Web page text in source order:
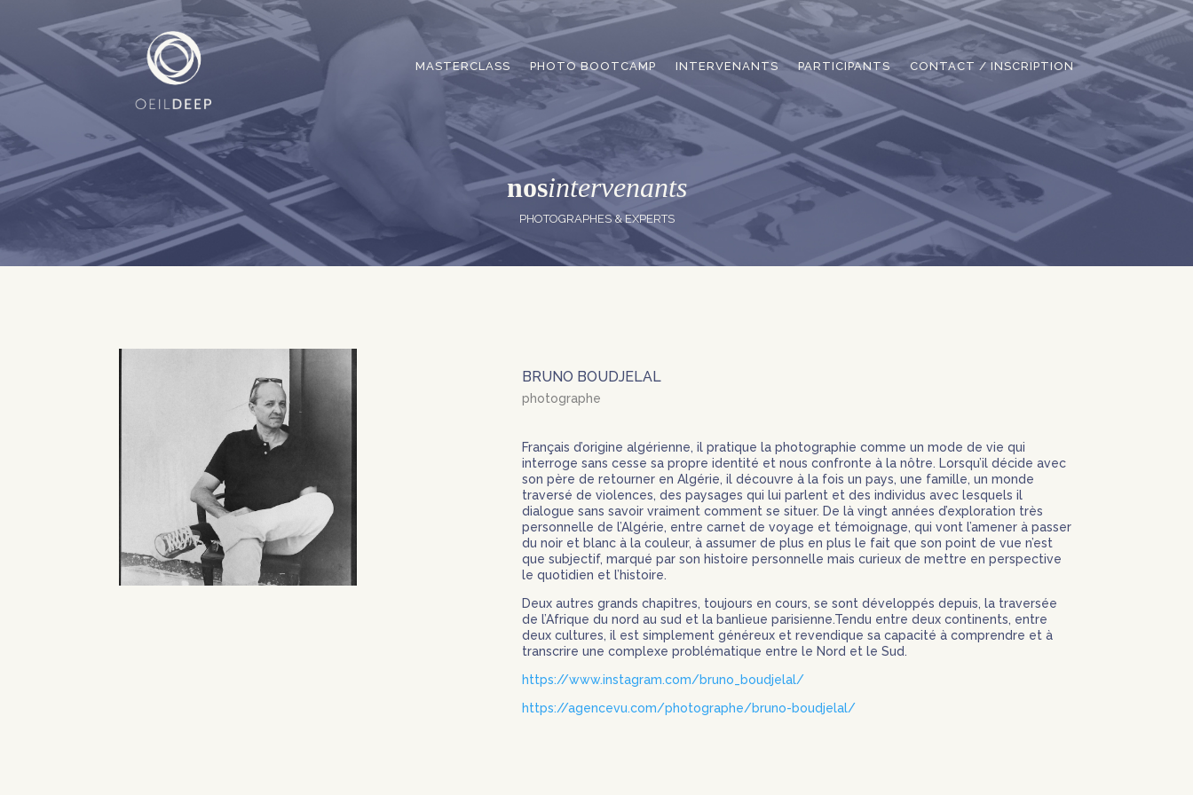
MASTERCLASS PHOTO BOOTCAMP INTERVENANTS PARTICIPANTS CONTACT / INSCRIPTION
nosintervenants
PHOTOGRAPHES & EXPERTS
BRUNO BOUDJELAL
photographe
Français d’origine algérienne, il pratique la photographie comme un mode de vie qui
interroge sans cesse sa propre identité et nous confronte à la nôtre. Lorsqu’il décide avec
son père de retourner en Algérie, il découvre à la fois un pays, une famille, un monde
traversé de violences, des paysages qui lui parlent et des individus avec lesquels il
dialogue sans savoir vraiment comment se situer. De là vingt années d’exploration très
personnelle de l’Algérie, entre carnet de voyage et témoignage, qui vont l’amener à passer
du noir et blanc à la couleur, à assumer de plus en plus le fait que son point de vue n’est
que subjectif, marqué par son histoire personnelle mais curieux de mettre en perspective
le quotidien et l’histoire.
Deux autres grands chapitres, toujours en cours, se sont développés depuis, la traversée
de l’Afrique du nord au sud et la banlieue parisienne.Tendu entre deux continents, entre
deux cultures, il est simplement généreux et revendique sa capacité à comprendre et à
transcrire une complexe problématique entre le Nord et le Sud.
https://www.instagram.com/bruno_boudjelal/
https://agencevu.com/photographe/bruno-boudjelal/